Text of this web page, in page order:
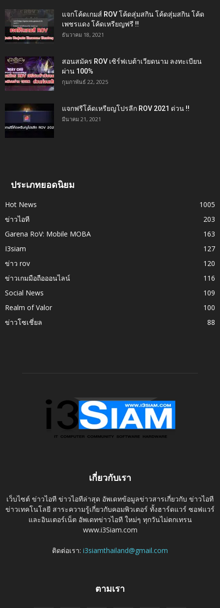
แจกโค้ดเกมส์ ROV โค้ดสุ่มสกิน โค้ดสุ่มสกิน โค้ด
เพชรแดง โค้ดเหรียญฟรี !!
ธันวาคม 18, 2021
สอนสมัคร ROV เซิร์ฟเบต้าเวียดนาม ลงทะเบียน
ผ่าน 100%
กุมภาพันธ์ 22, 2025
แจกฟรีโค้ดเหรียญโปรลีก ROV 2021 ด่วน !!
มีนาคม 21, 2021
ประเภทยอดนิยม
Hot News
1005
ข่าวไอที
203
Garena RoV: Mobile MOBA
163
I3siam
127
ข่าว rov
120
ข่าวเกมมือถือออนไลน์
116
Social News
109
Realm of Valor
100
ข่าวโซเชี่ยล
88
เกี่ยวกับเรา
เว็บไซต์ ข่าวไอที ข่าวไอทีล่าสุด อัพเดทข้อมูลข่าวสารเกี่ยวกับ ข่าวไอที
ข่าวเทคโนโลยี สาระความรู้เกี่ยวกับคอมพิวเตอร์ ทั้งฮาร์ดแวร์ ซอฟแวร์
และอินเตอร์เน็ต อัพเดทข่าวไอที ใหม่ๆ ทุกวันไม่ตกเทรน
www.i3Siam.com
ติดต่อเรา: i3siamthailand@gmail.com
ตามเรา